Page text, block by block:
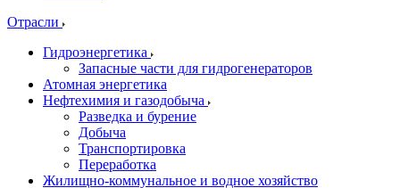
Отрасли
Гидроэнергетика
Запасные части для гидрогенераторов
Атомная энергетика
Нефтехимия и газодобыча
Разведка и бурение
Добыча
Транспортировка
Переработка
Жилищно-коммунальное и водное хозяйство